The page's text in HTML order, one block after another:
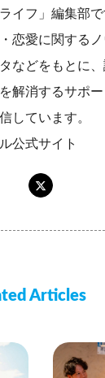
ライフ」編集部
恋愛に関するノ
などをもとに
解消するサポ
信していま
公式サイト
Articles